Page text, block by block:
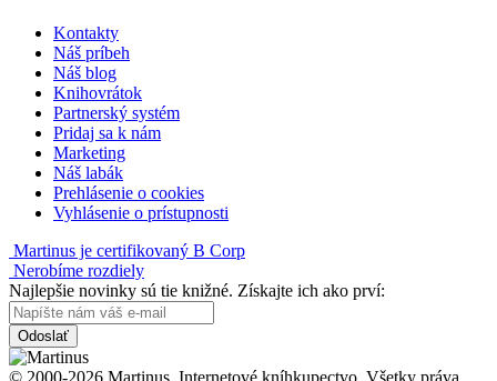
Kontakty
Náš príbeh
Náš blog
Knihovrátok
Partnerský systém
Pridaj sa k nám
Marketing
Náš labák
Prehlásenie o cookies
Vyhlásenie o prístupnosti
Martinus je certifikovaný B Corp
Nerobíme rozdiely
Najlepšie novinky sú tie knižné. Získajte ich ako prví:
Odoslať
© 2000-2026 Martinus. Internetové kníhkupectvo. Všetky práva